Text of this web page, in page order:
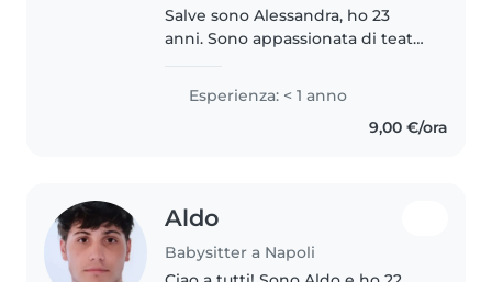
Salve sono Alessandra, ho 23
anni. Sono appassionata di teatro
Napoli. Mi piacciono i bambini e
ho esperienza al riguardo. Mi
piace intrattenerli con giochi..
Esperienza: < 1 anno
9,00 €/ora
Aldo
Babysitter a Napoli